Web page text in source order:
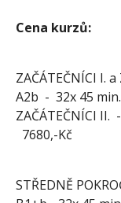
Cena kurzů:
ZAČÁTEČNÍCI I.
A2b - 32x 45
ZAČÁTEČNÍCI
7680,-Kč
STŘEDNĚ